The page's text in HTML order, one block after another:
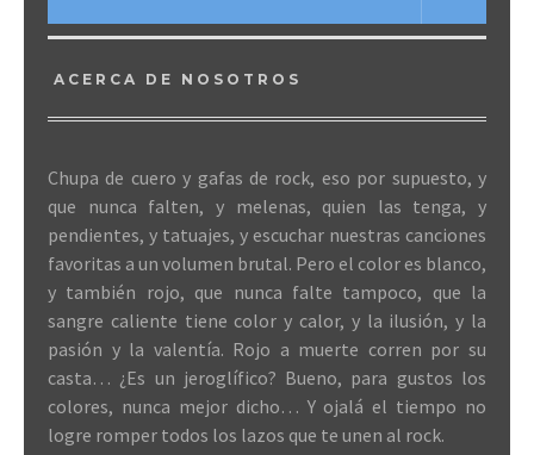
ACERCA DE NOSOTROS
Chupa de cuero y gafas de rock, eso por supuesto, y
que nunca falten, y melenas, quien las tenga, y
pendientes, y tatuajes, y escuchar nuestras canciones
favoritas a un volumen brutal. Pero el color es blanco,
y también rojo, que nunca falte tampoco, que la
sangre caliente tiene color y calor, y la ilusión, y la
pasión y la valentía. Rojo a muerte corren por su
casta… ¿Es un jeroglífico? Bueno, para gustos los
colores, nunca mejor dicho… Y ojalá el tiempo no
logre romper todos los lazos que te unen al rock.